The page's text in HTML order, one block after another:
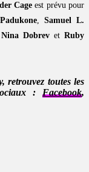
Cage est prévu pour
, Samuel L.
Nina Dobrev et Ruby
retrouvez toutes les
: Facebook,